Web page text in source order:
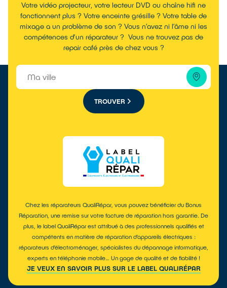
Votre vidéo projecteur, votre lecteur DVD ou chaîne hifi ne
fonctionnent plus ? Votre enceinte grésille ? Votre table de
mixage a un problème de son ? Vous n’avez ni l’âme ni les
compétences d’un réparateur ? Vous ne trouvez pas de
repair café près de chez vous ?
TROUVER
Chez les réparateurs QualiRépar, vous pouvez bénéficier du Bonus
Réparation, une remise sur votre facture de réparation hors garantie. De
plus, le label QualiRépar est attribué à des professionnels qualifiés et
compétents en matière de réparation d’appareils électriques :
réparateurs d’électroménager, spécialistes du dépannage informatique,
experts en téléphonie mobile… Un gage de qualité et de fiabilité !
JE VEUX EN SAVOIR PLUS SUR LE LABEL QUALIRÉPAR